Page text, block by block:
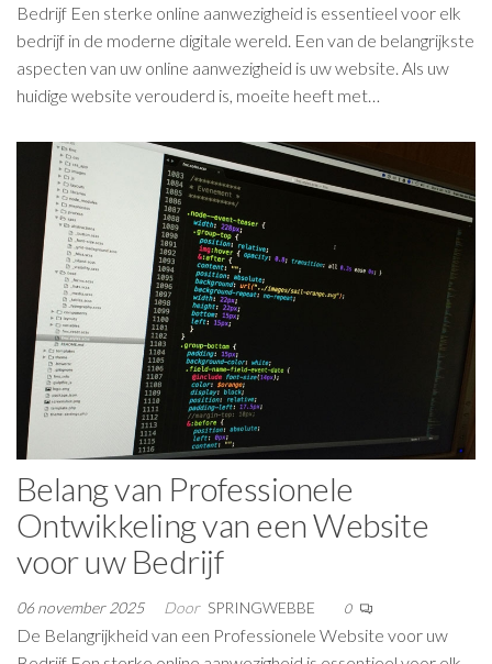
Bedrijf Een sterke online aanwezigheid is essentieel voor elk
bedrijf in de moderne digitale wereld. Een van de belangrijkste
aspecten van uw online aanwezigheid is uw website. Als uw
huidige website verouderd is, moeite heeft met…
Belang van Professionele
Ontwikkeling van een Website
voor uw Bedrijf
06 november 2025 Door SPRINGWEBBE 0
De Belangrijkheid van een Professionele Website voor uw